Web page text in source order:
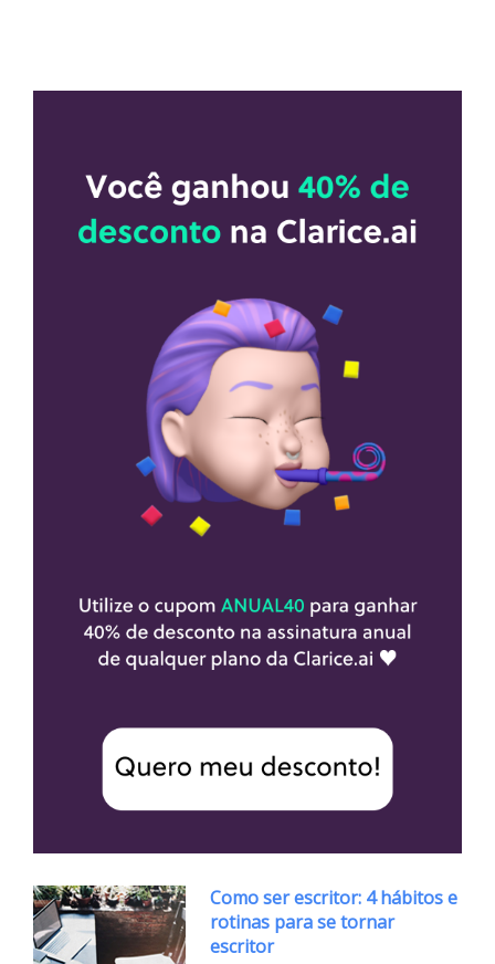
Como ser escritor: 4 hábitos e
rotinas para se tornar
escritor